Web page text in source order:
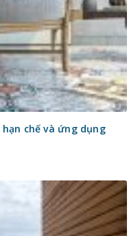
chế và ứng dụng